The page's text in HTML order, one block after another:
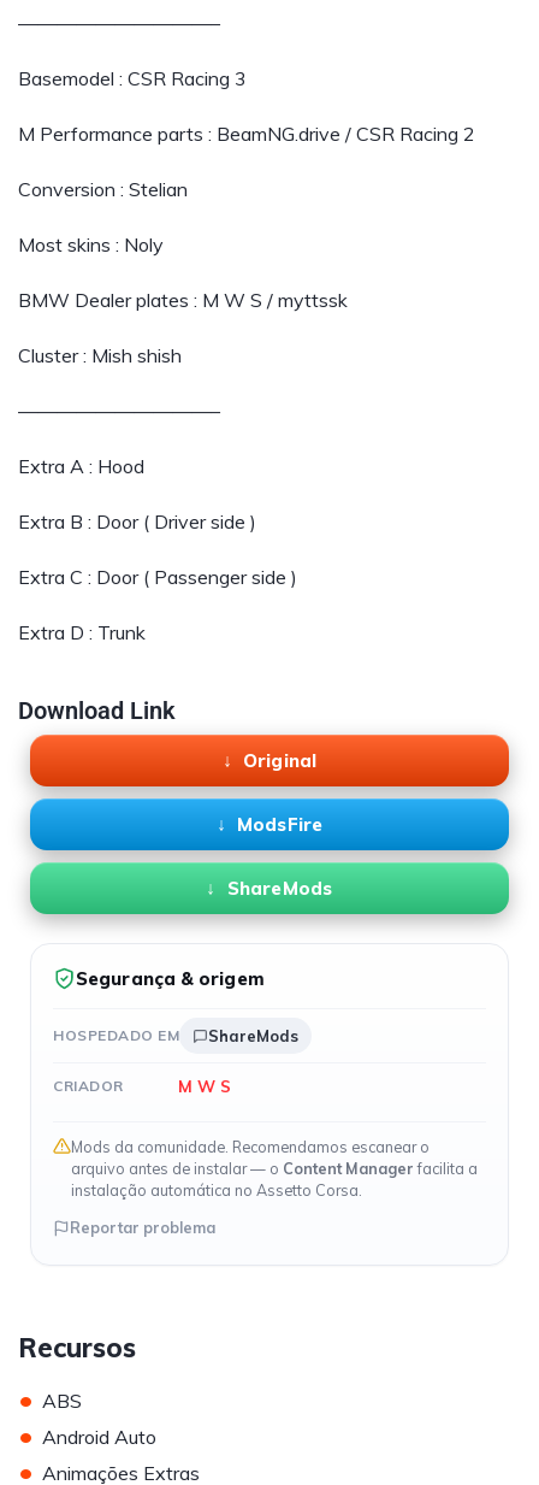
——————————–
Basemodel : CSR Racing 3
M Performance parts : BeamNG.drive / CSR Racing 2
Conversion : Stelian
Most skins : Noly
BMW Dealer plates : M W S / myttssk
Cluster : Mish shish
——————————–
Extra A : Hood
Extra B : Door ( Driver side )
Extra C : Door ( Passenger side )
Extra D : Trunk
Download Link
Original
ModsFire
ShareMods
Segurança & origem
HOSPEDADO EM ShareMods
CRIADOR M W S
Mods da comunidade. Recomendamos escanear o
arquivo antes de instalar — o Content Managerfacilita a
instalação automática no Assetto Corsa.
Reportar problema
Recursos
• ABS
• Android Auto
• Animações Extras